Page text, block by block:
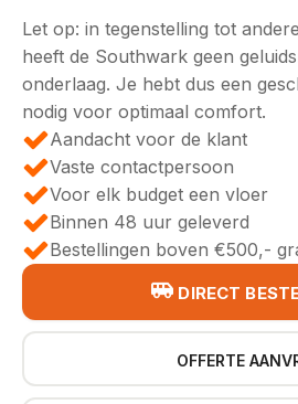
Let op: in tegenstelling tot
heeft de Southwark geen
onderlaag. Je hebt dus een
nodig voor optimaal comfort.
Aandacht voor de klant
Vaste contactpersoon
Voor elk budget een vloer
Binnen 48 uur geleverd
Bestellingen boven €500,-
DIRECT
OFFERTE